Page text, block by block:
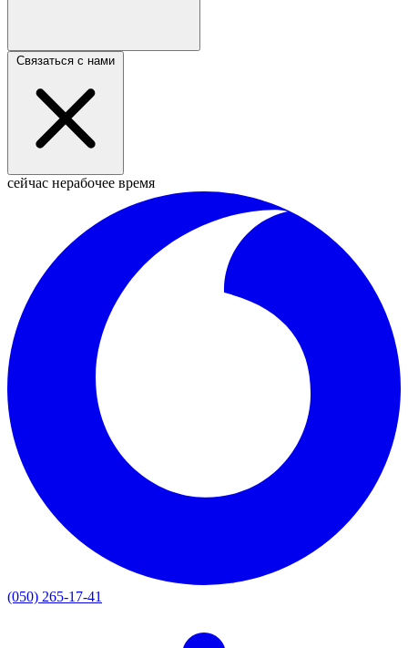
Связаться с нами
сейчас нерабочее время
(050) 265-17-41